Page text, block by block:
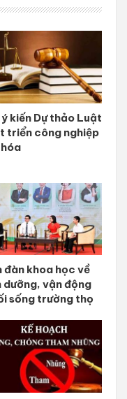
kiến Dự thảo Luật
triển công nghiệp
đàn khoa học về
dưỡng, vận động
sống trường thọ